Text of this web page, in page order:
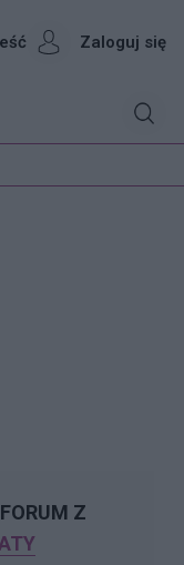
Zaloguj się
Z